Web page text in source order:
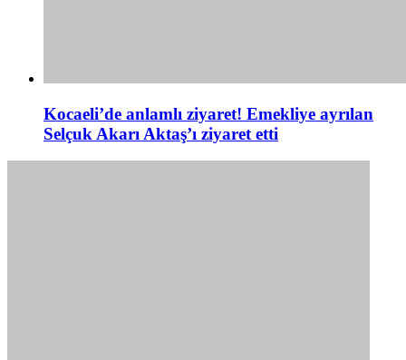
Kocaeli’de anlamlı ziyaret! Emekliye ayrılan
Selçuk Akarı Aktaş’ı ziyaret etti